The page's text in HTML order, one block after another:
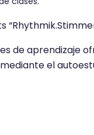
de aprendizaje
el